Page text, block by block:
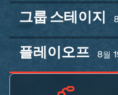
그룹 스테이지
플레이오프 8월